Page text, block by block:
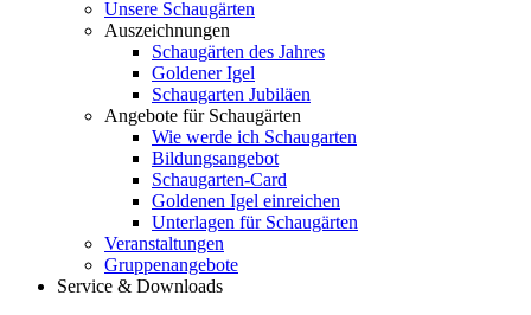
Unsere Schaugärten
Auszeichnungen
Schaugärten des Jahres
Goldener Igel
Schaugarten Jubiläen
Angebote für Schaugärten
Wie werde ich Schaugarten
Bildungsangebot
Schaugarten-Card
Goldenen Igel einreichen
Unterlagen für Schaugärten
Veranstaltungen
Gruppenangebote
Service & Downloads